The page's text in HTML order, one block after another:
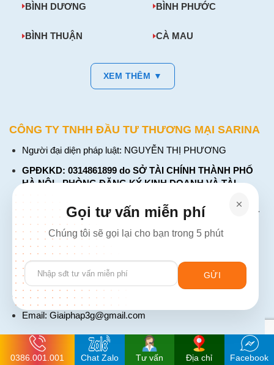
BÌNH DƯƠNG BÌNH PHƯỚC
BÌNH THUẬN CÀ MAU
XEM THÊM ▼
CÔNG TY TNHH ĐẦU TƯ THƯƠNG MẠI SARINA
Người đại diện pháp luật: NGUYỄN THỊ PHƯƠNG
GPĐKKD: 0314861899 do SỞ TÀI CHÍNH THÀNH PHỐ
HÀ NỘI - PHÒNG ĐĂNG KÝ KINH DOANH VÀ TÀI
tháng 01 năm 2018. Đăng ký thay đổi lần thứ: 4, ngày 31
tháng 03 năm 2026
226 Đường Láng, Đống Đa, Hà Nội
137 Đường Hòa Hưng, Phường 12, Quận 10, TP. Hồ Chí
Minh
Hotline: 1900 2106 - 0386 001 001
Email: Giaiphap3g@gmail.com
0386.001.001 Chat Zalo Tư vấn Địa chỉ Facebook
Gọi tư vấn miễn phí
Chúng tôi sẽ gọi lại cho bạn trong 5 phút
Please
leave
field